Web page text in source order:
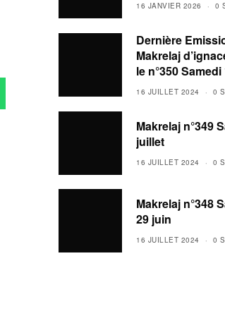
16 JANVIER 2026 0
Dernière
Makrelaj
le n°350
16 JUILLET 2024 0
Makrelaj n°349
juillet
16 JUILLET 2024 0
Makrelaj n°348
29 juin
16 JUILLET 2024 0